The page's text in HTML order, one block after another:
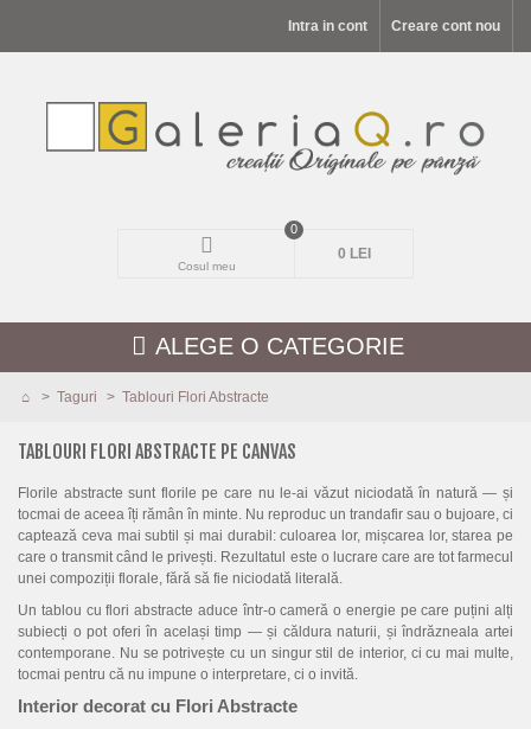
Intra in cont Creare cont nou
Cosul meu
0
0 LEI
ALEGE O CATEGORIE
MODELE NOI
PEISAJE
FLORI
PORTRETE
ABSTRACTE
MODERNE
DECORATIVE
> Taguri > Tablouri Flori Abstracte
TABLOURI FLORI ABSTRACTE PE CANVAS
Florile abstracte sunt florile pe care nu le-ai văzut niciodată în natură — și
tocmai de aceea îți rămân în minte. Nu reproduc un trandafir sau o bujoare, ci
captează ceva mai subtil și mai durabil: culoarea lor, mișcarea lor, starea pe
care o transmit când le privești. Rezultatul este o lucrare care are tot farmecul
unei compoziții florale, fără să fie niciodată literală.
Un tablou cu flori abstracte aduce într-o cameră o energie pe care puțini alți
subiecți o pot oferi în același timp — și căldura naturii, și îndrăzneala artei
contemporane. Nu se potrivește cu un singur stil de interior, ci cu mai multe,
tocmai pentru că nu impune o interpretare, ci o invită.
Interior decorat cu Flori Abstracte